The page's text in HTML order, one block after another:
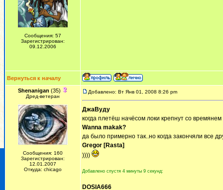
Сообщения: 57
Зарегистрирован:
09.12.2006
Вернуться к началу
Shenanigan (35)
Дред-ветеран
Сообщения: 160
Зарегистрирован:
12.01.2007
Откуда: chicago
Добавлено: Вт Янв 01, 2008 8:26 pm
ДжаВуду
когда плетёш начёсом локи крепнут со
Wanna makak?
да было примерно так..но когда закончяли все
Gregor [Rasta]
))))
Добавлено спустя 4 минуты 9 секунд:
DOSIA666